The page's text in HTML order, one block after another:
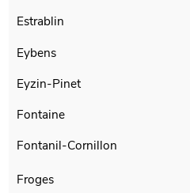
Estrablin
Eybens
Eyzin-Pinet
Fontaine
Fontanil-Cornillon
Froges